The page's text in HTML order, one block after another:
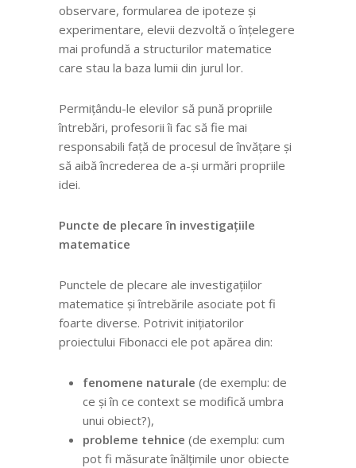
observare, formularea de ipoteze și
experimentare, elevii dezvoltă o înțelegere
mai profundă a structurilor matematice
care stau la baza lumii din jurul lor.
Permițându-le elevilor să pună propriile
întrebări, profesorii îi fac să fie mai
responsabili față de procesul de învățare și
să aibă încrederea de a-și urmări propriile
idei.
Puncte de plecare în investigațiile
matematice
Punctele de plecare ale investigațiilor
matematice și întrebările asociate pot fi
foarte diverse. Potrivit inițiatorilor
proiectului Fibonacci ele pot apărea din:
fenomene naturale (de exemplu: de
ce și în ce context se modifică umbra
unui obiect?),
probleme tehnice (de exemplu: cum
pot fi măsurate înălțimile unor obiecte